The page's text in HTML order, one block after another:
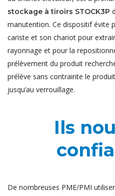
stockage à tiroirs STOCK3P
manutention. Ce dispositif évite
cariste et son chariot pour
rayonnage et pour la
prélèvement du produit
prélève sans contrainte le
jusqu’au verrouillage.
Ils
De nombreuses PME/PMI